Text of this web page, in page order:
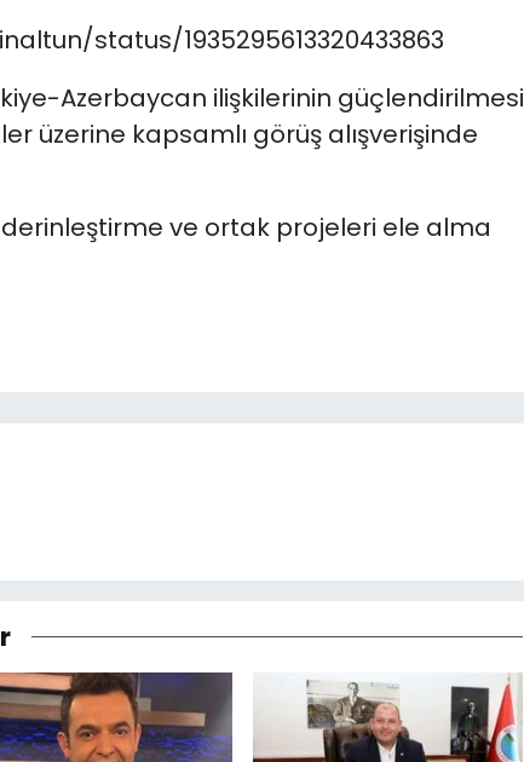
status/1935295613320433863
Azerbaycan ilişkilerinin güçlendirilmesi
üzerine kapsamlı görüş alışverişinde
ve ortak projeleri ele alma